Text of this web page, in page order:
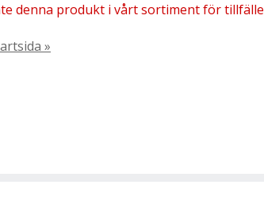
denna produkt i vårt sortiment för
»